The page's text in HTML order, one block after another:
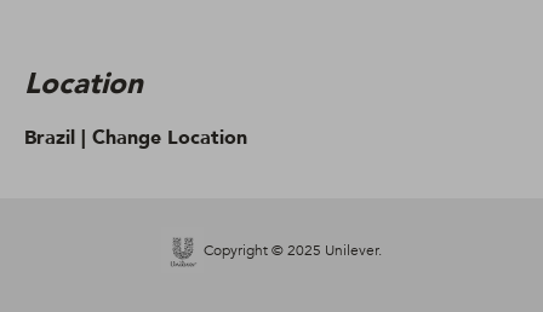
Location
Brazil | Change Location
Copyright © 2025 Unilever.